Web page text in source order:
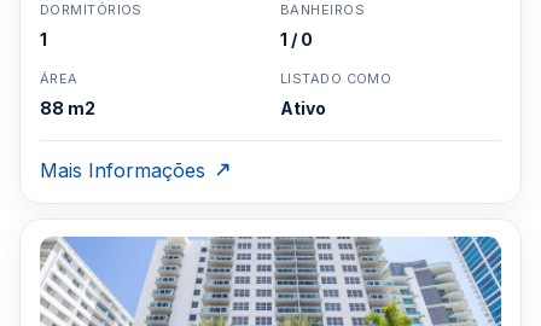
DORMITÓRIOS
1
BANHEIROS
1 / 0
ÁREA
88 m2
LISTADO COMO
Ativo
Mais Informações